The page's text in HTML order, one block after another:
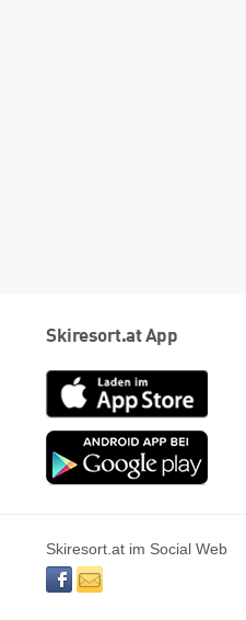
Skiresort.at App
App
Store
Skiresort.at im Social Web
facebooknewsletter